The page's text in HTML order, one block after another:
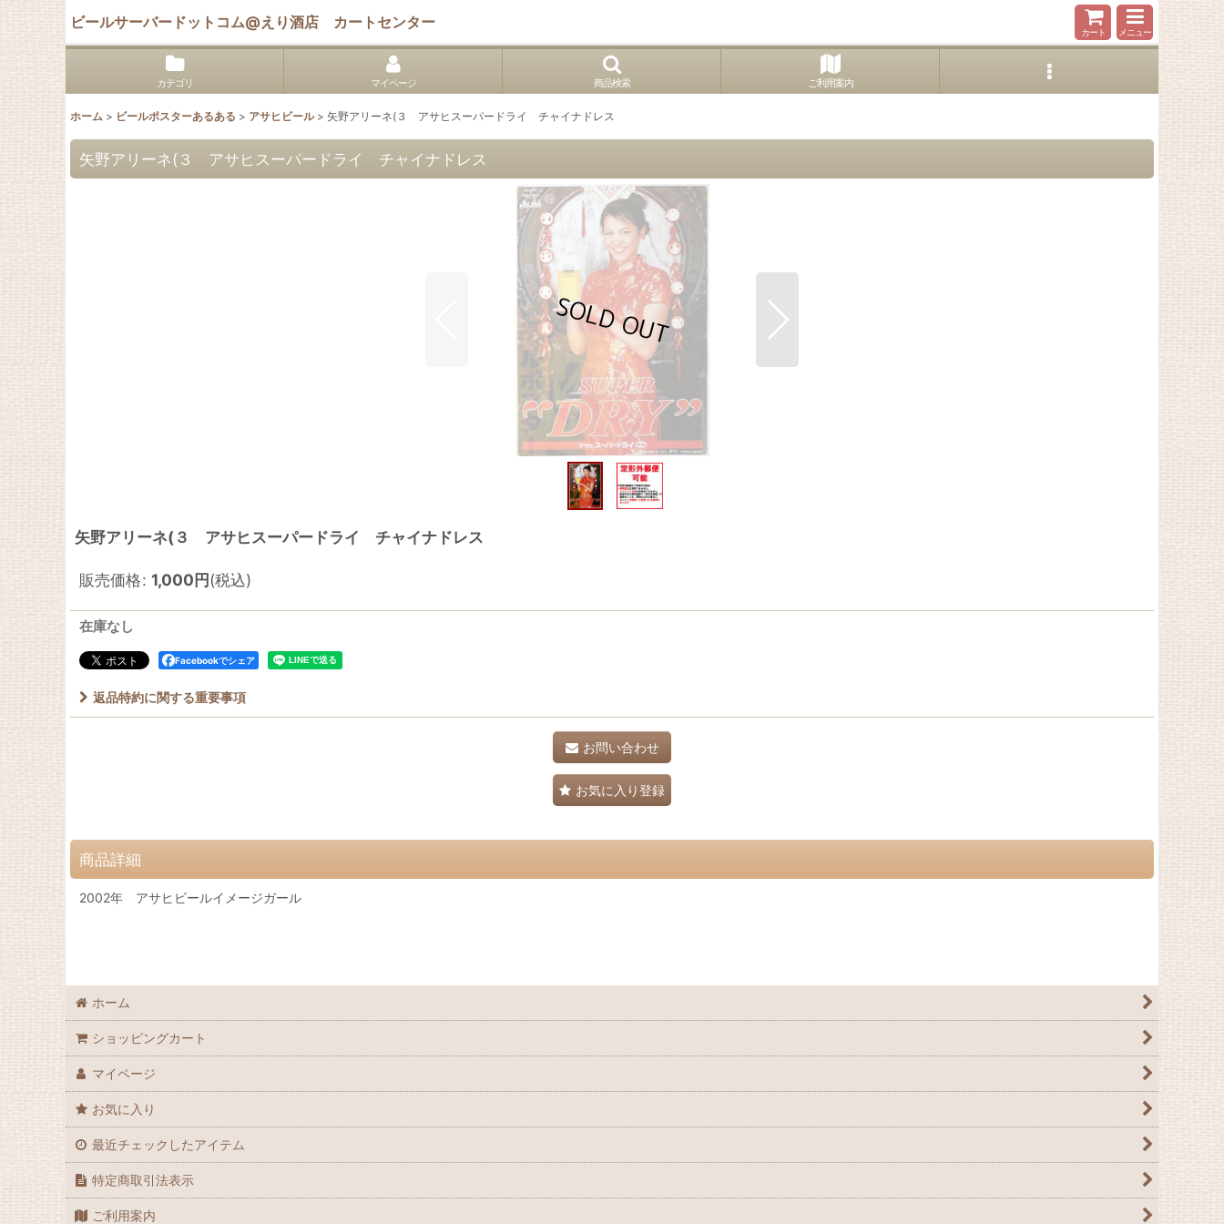
ビールサーバードットコム@えり酒店 カートセンター
カート メニュー
カテゴリ マイページ 商品検索 ご利用案内
ホーム > ビールポスターあるある > アサヒビール > 矢野アリーネ(３ アサヒスーパードライ チャイナドレス
矢野アリーネ(３ アサヒスーパードライ チャイナドレス
矢野アリーネ(３ アサヒスーパードライ チャイナドレス
販売価格: 1,000円(税込)
在庫なし
Facebookでシェア
返品特約に関する重要事項
お問い合わせ
お気に入り登録
商品詳細
2002年 アサヒビールイメージガール
ホーム
ショッピングカート
マイページ
お気に入り
最近チェックしたアイテム
特定商取引法表示
ご利用案内